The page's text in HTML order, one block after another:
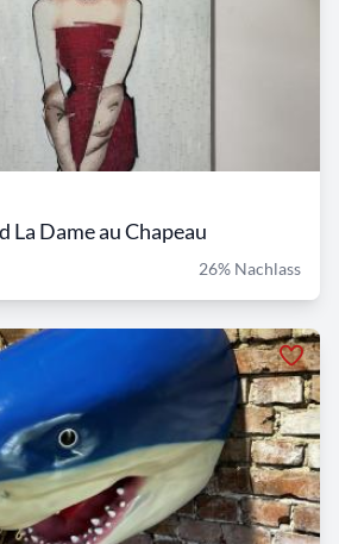
Dame au Chapeau
26% Nachlass